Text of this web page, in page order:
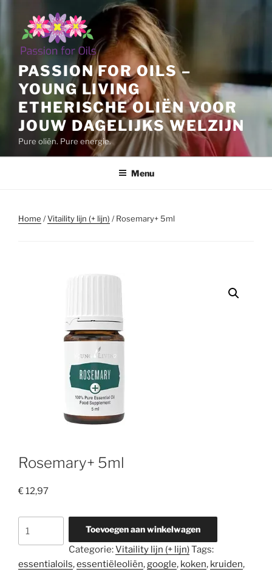
inhoud
PASSION FOR OILS –
YOUNG LIVING
ETHERISCHE OLIËN VOOR
JOUW DAGELIJKS WELZIJN
Pure oliën. Pure energie.
Menu
Home /Vitaility lijn (+ lijn) / Rosemary+ 5ml
Rosemary+ 5ml
€12,97
Toevoegen aan winkelwagen
Categorie:Vitaility lijn (+ lijn)Tags:
essentialoils,essentiëleoliën,google, koken, kruiden,